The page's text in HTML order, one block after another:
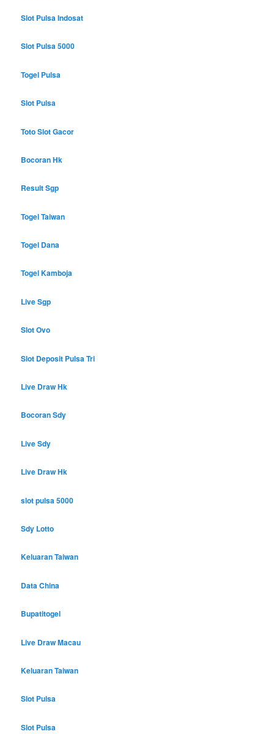
Slot Pulsa Indosat
Slot Pulsa 5000
Togel Pulsa
Slot Pulsa
Toto Slot Gacor
Bocoran Hk
Result Sgp
Togel Taiwan
Togel Dana
Togel Kamboja
Live Sgp
Slot Ovo
Slot Deposit Pulsa Tri
Live Draw Hk
Bocoran Sdy
Live Sdy
Live Draw Hk
slot pulsa 5000
Sdy Lotto
Keluaran Taiwan
Data China
Bupatitogel
Live Draw Macau
Keluaran Taiwan
Slot Pulsa
Slot Pulsa